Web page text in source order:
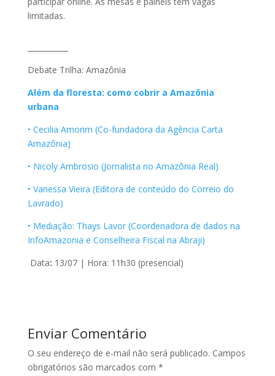
limitadas.
Debate Trilha: Amazônia
Além da floresta: como cobrir a Amazônia
urbana
• Cecilia Amorim (Co-fundadora da Agência Carta
Amazônia)
• Nicoly Ambrosio (Jornalista no Amazônia Real)
• Vanessa Vieira (Editora de conteúdo do Correio do
Lavrado)
• Mediação: Thays Lavor (Coordenadora de dados na
InfoAmazonia e Conselheira Fiscal na Abraji)
Data: 13/07 | Hora: 11h30 (presencial)
Enviar Comentário
O seu endereço de e-mail não será publicado. Campos
obrigatórios são marcados com *